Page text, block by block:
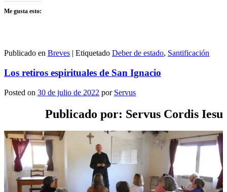
Me gusta esto:
Publicado en Breves | Etiquetado Deber de estado, Santificación
Los retiros espirituales de San Ignacio
Posted on 30 de julio de 2022 por Servus
Publicado por: Servus Cordis Iesu